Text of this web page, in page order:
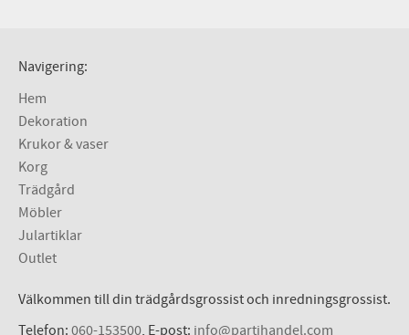
Navigering:
Hem
Dekoration
Krukor & vaser
Korg
Trädgård
Möbler
Julartiklar
Outlet
Välkommen till din trädgårdsgrossist och inredningsgrossist.
Telefon: 060-153500, E-post: info@partihandel.com